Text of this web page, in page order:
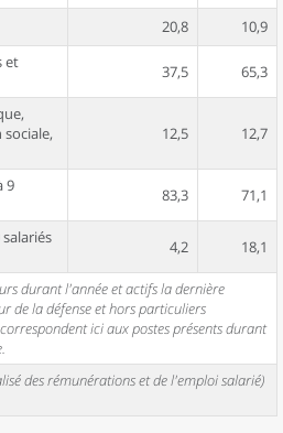
20,8
10,9
et
37,5 65,3
12,5 12,7
9
83,3 71,1
4,2 18,1
durant l'année et actifs la dernière
de la défense et hors particuliers
ici aux postes présents durant
des rémunérations et de l'emploi salarié)